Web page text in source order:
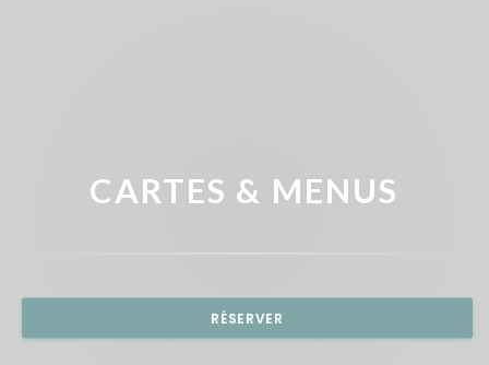
CARTES & MENUS
RÉSERVER